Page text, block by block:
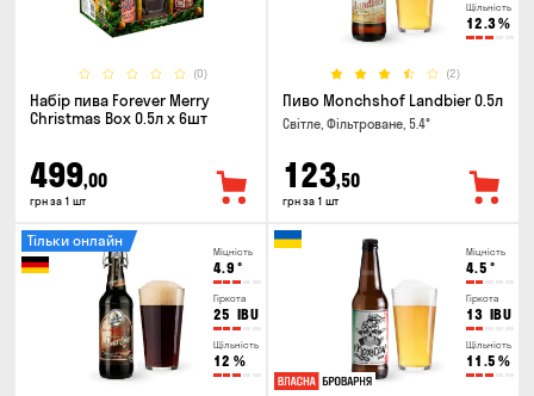
(0)
Набір пива Forever Merry
Christmas Box 0.5л x 6шт
499,00
грн за 1 шт
Щільність
12.3%
(2)
Пиво Monchshof Landbier 0.5л
Світле, Фільтроване, 5.4°
123,50
грн за 1 шт
Міцність
4.9 °
Гіркота
25 IBU
Щільність
12 %
Тільки онлайн
Міцність
4.5 °
Гіркота
13 IBU
Щільність
11.5 %